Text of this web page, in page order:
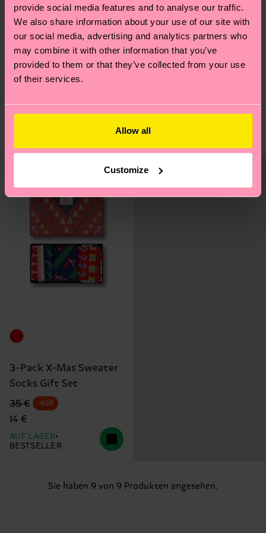
provide social media features and to analyse our traffic.
We also share information about your use of our site with
our social media, advertising and analytics partners who
may combine it with other information that you’ve
provided to them or that they’ve collected from your use
of their services.
Allow all
Customize
7 €
12 €
3-Pack X-Mas Sweater
Socks Gift Set
Originalpreis
35 €
Reduzierter Preis
14 €
-60%
AUF LAGER
BESTSELLER
Sie haben 9 von 9 Produkten angesehen.